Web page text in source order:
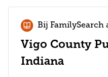
Bij FamilySearch
Vigo County
Indiana